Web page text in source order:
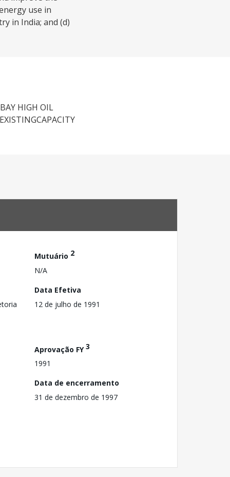
use in
in India; and (d)
HIGH OIL
Mutuário 2
N/A
Data Efetiva
12 de julho de 1991
Aprovação FY3
1991
Data de encerramento
31 de dezembro de 1997